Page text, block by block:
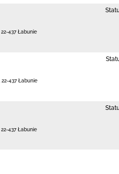
22-437 Łabunie
22-437 Łabunie
22-437 Łabunie